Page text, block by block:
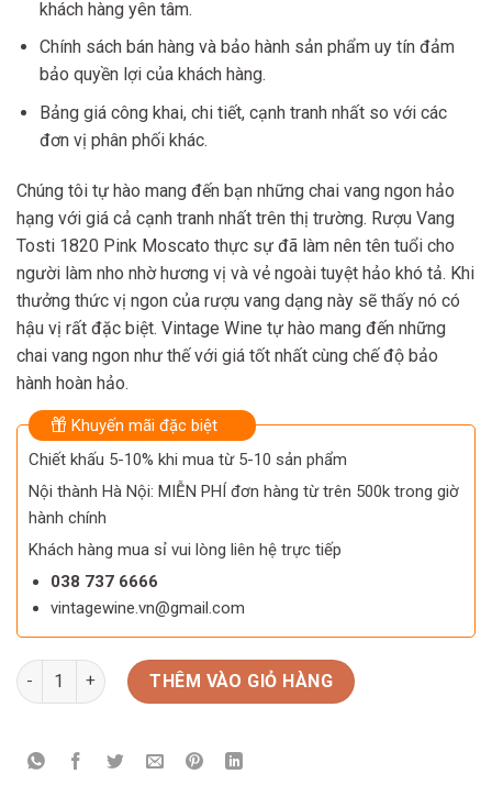
khách hàng yên tâm.
Chính sách bán hàng và bảo hành sản phẩm uy tín đảm
bảo quyền lợi của khách hàng.
Bảng giá công khai, chi tiết, cạnh tranh nhất so với các
đơn vị phân phối khác.
Chúng tôi tự hào mang đến bạn những chai vang ngon hảo
hạng với giá cả cạnh tranh nhất trên thị trường. Rượu Vang
Tosti 1820 Pink Moscato thực sự đã làm nên tên tuổi cho
người làm nho nhờ hương vị và vẻ ngoài tuyệt hảo khó tả. Khi
thưởng thức vị ngon của rượu vang dạng này sẽ thấy nó có
hậu vị rất đặc biệt. Vintage Wine tự hào mang đến những
chai vang ngon như thế với giá tốt nhất cùng chế độ bảo
hành hoàn hảo.
Khuyến mãi đặc biệt
Chiết khấu 5-10% khi mua từ 5-10 sản phẩm
Nội thành Hà Nội: MIỄN PHÍ đơn hàng từ trên 500k trong giờ
hành chính
Khách hàng mua sỉ vui lòng liên hệ trực tiếp
038 737 6666
vintagewine.vn@gmail.com
Rượu Vang ý Tosti 1820 Pink Moscato số lượng
THÊM VÀO GIỎ HÀNG